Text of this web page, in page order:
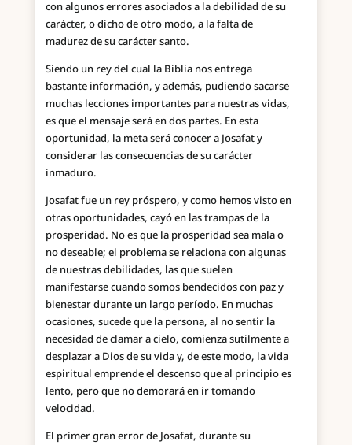
con algunos errores asociados a la debilidad de su
carácter, o dicho de otro modo, a la falta de
madurez de su carácter santo.
Siendo un rey del cual la Biblia nos entrega
bastante información, y además, pudiendo sacarse
muchas lecciones importantes para nuestras vidas,
es que el mensaje será en dos partes. En esta
oportunidad, la meta será conocer a Josafat y
considerar las consecuencias de su carácter
inmaduro.
Josafat fue un rey próspero, y como hemos visto en
otras oportunidades, cayó en las trampas de la
prosperidad. No es que la prosperidad sea mala o
no deseable; el problema se relaciona con algunas
de nuestras debilidades, las que suelen
manifestarse cuando somos bendecidos con paz y
bienestar durante un largo período. En muchas
ocasiones, sucede que la persona, al no sentir la
necesidad de clamar a cielo, comienza sutilmente a
desplazar a Dios de su vida y, de este modo, la vida
espiritual emprende el descenso que al principio es
lento, pero que no demorará en ir tomando
velocidad.
El primer gran error de Josafat, durante su